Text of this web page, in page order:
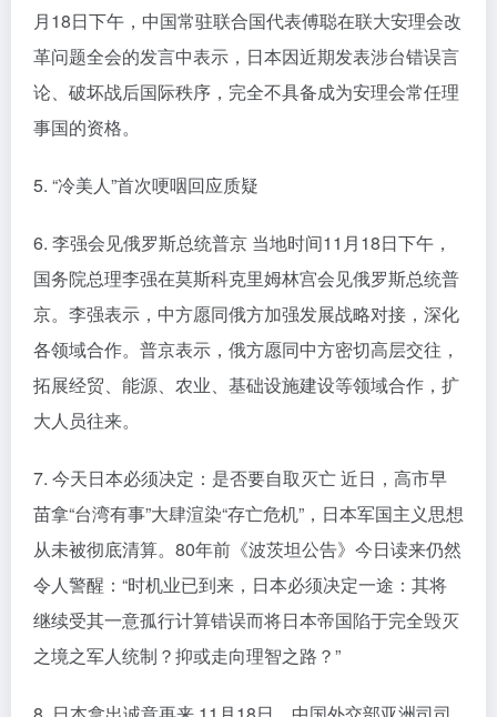
月18日下午，中国常驻联合国代表傅聪在联大安理会改
革问题全会的发言中表示，日本因近期发表涉台错误言
论、破坏战后国际秩序，完全不具备成为安理会常任理
事国的资格。
5. “冷美人”首次哽咽回应质疑
6. 李强会见俄罗斯总统普京 当地时间11月18日下午，
国务院总理李强在莫斯科克里姆林宫会见俄罗斯总统普
京。李强表示，中方愿同俄方加强发展战略对接，深化
各领域合作。普京表示，俄方愿同中方密切高层交往，
拓展经贸、能源、农业、基础设施建设等领域合作，扩
大人员往来。
7. 今天日本必须决定：是否要自取灭亡 近日，高市早
苗拿“台湾有事”大肆渲染“存亡危机”，日本军国主义思想
从未被彻底清算。80年前《波茨坦公告》今日读来仍然
令人警醒：“时机业已到来，日本必须决定一途：其将
继续受其一意孤行计算错误而将日本帝国陷于完全毁灭
之境之军人统制？抑或走向理智之路？”